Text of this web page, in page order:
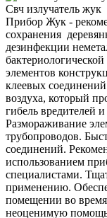
Свч излучатель жук
Прибор Жук -
сохранения
дезинфекции
элементов
клеевых
воздуха, который
гибель вредителей
Размораживание
трубопроводов.
соединений.
использованием
специалистами.
применению.
помещении во
неоценимую помощь